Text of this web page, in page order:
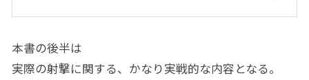
本書の後半は
実際の射撃に関する、かなり実戦的な内容となる。